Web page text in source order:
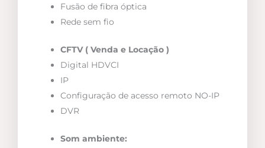
Fusão de fibra óptica
Rede sem fio
CFTV ( Venda e Locação )
Digital HDVCI
IP
Configuração de acesso remoto NO-IP
DVR
Som ambiente: